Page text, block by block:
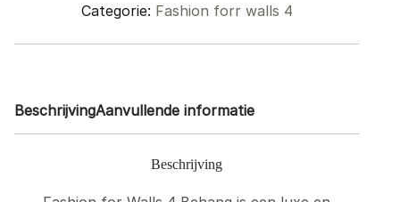
Categorie: Fashion forr walls 4
BeschrijvingAanvullende informatie
Beschrijving